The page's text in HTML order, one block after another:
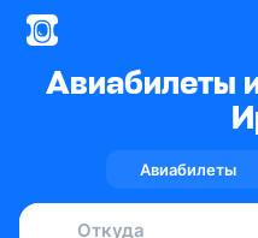
Авиабилеты
Авиабилеты